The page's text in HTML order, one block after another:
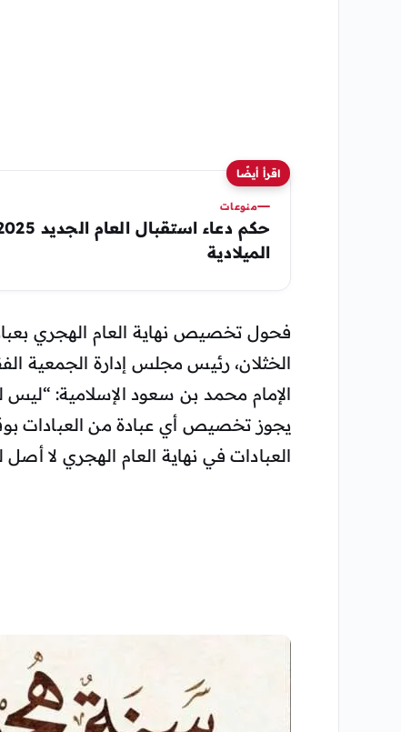
اقرأ أيضًا
منوعات
الميلادية
فحول تخصيص نهاية العام الهجري
الخثلان، رئيس مجلس إدارة الجمعية
الإمام محمد بن سعود الإسلامية: “ليس
يجوز تخصيص أي عبادة من العبادات
العبادات في نهاية العام الهجري لا أصل